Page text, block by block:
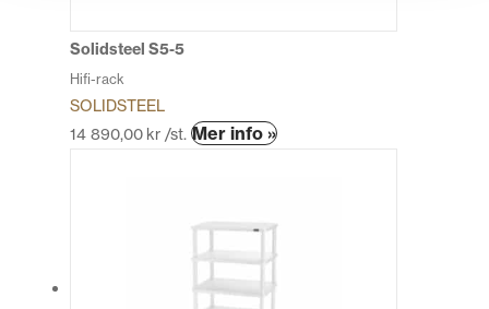
Solidsteel S5-5
Hifi-rack
SOLIDSTEEL
14 890,00 kr /st. Mer info »Den
flera
varianter.